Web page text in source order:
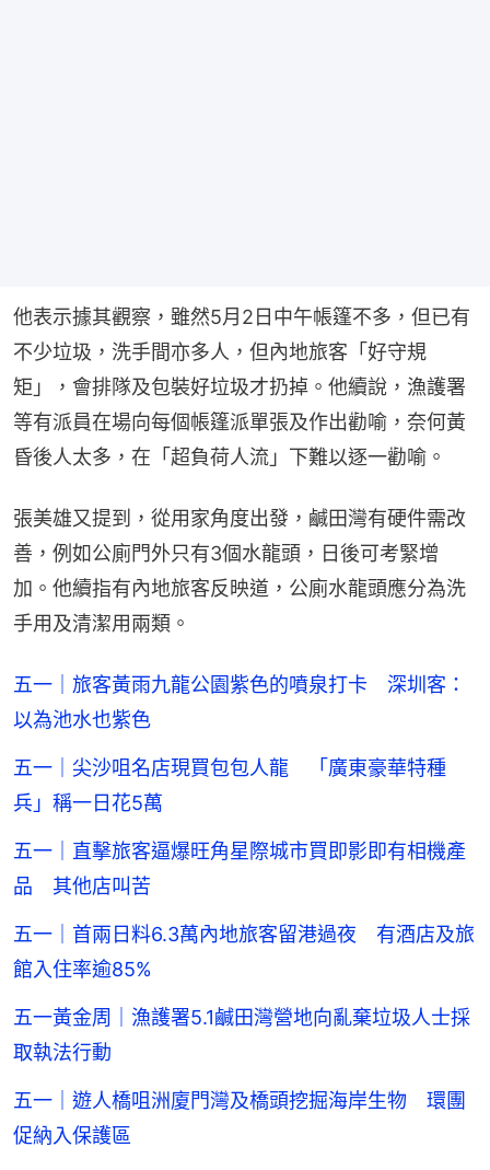
他表示據其觀察，雖然5月2日中午帳篷不多，但已有
不少垃圾，洗手間亦多人，但內地旅客「好守規
矩」，會排隊及包裝好垃圾才扔掉。他續說，漁護署
等有派員在場向每個帳篷派單張及作出勸喻，奈何黃
昏後人太多，在「超負荷人流」下難以逐一勸喻。
張美雄又提到，從用家角度出發，鹹田灣有硬件需改
善，例如公廁門外只有3個水龍頭，日後可考緊增
加。他續指有內地旅客反映道，公廁水龍頭應分為洗
手用及清潔用兩類。
五一｜旅客黃雨九龍公園紫色的噴泉打卡 深圳客：
以為池水也紫色
五一｜尖沙咀名店現買包包人龍 「廣東豪華特種
兵」稱一日花5萬
五一｜直擊旅客逼爆旺角星際城市買即影即有相機產
品 其他店叫苦
五一｜首兩日料6.3萬內地旅客留港過夜 有酒店及旅
館入住率逾85%
五一黃金周｜漁護署5.1鹹田灣營地向亂棄垃圾人士採
取執法行動
五一｜遊人橋咀洲廈門灣及橋頭挖掘海岸生物 環團
促納入保護區